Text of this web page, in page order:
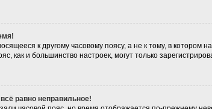
к другому часовому поясу, а не к тому, в котором
как и большинство настроек, могут только
равно неправильное!